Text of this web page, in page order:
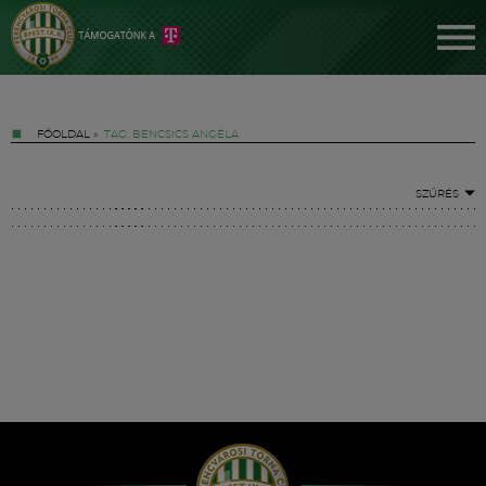
FŐOLDAL » TAG: BENCSICS ANGÉLA
SZŰRÉS
Hírek